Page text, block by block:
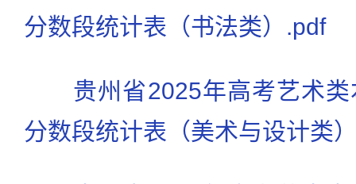
分数段统计表（书法类）.pdf
贵州省2025年高考艺术
分数段统计表（美术与设计类